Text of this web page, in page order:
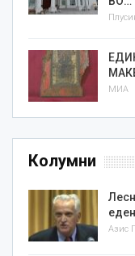
МИА
Колумни
Азис